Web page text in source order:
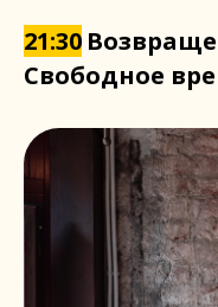
21:30
Свободное